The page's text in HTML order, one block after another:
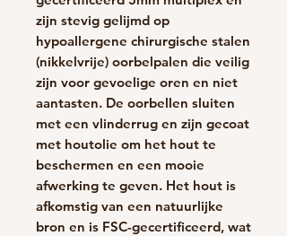
zijn stevig gelijmd op
hypoallergene chirurgische stalen
(nikkelvrije) oorbelpalen die veilig
zijn voor gevoelige oren en niet
aantasten. De oorbellen sluiten
met een vlinderrug en zijn gecoat
met houtolie om het hout te
beschermen en een mooie
afwerking te geven. Het hout is
afkomstig van een natuurlijke
bron en is FSC-gecertificeerd, wat